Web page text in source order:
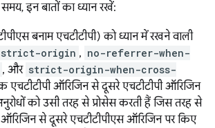
इन बातों का ध्यान रखें:
बनाम एचटीटीपी) को ध्यान में रखने वाली
strict-origin , no-referrer-when-
, और strict-origin-when-cross-
एचटीटीपी ऑरिजिन से दूसरे एचटीटीपी ऑरिजिन
को उसी तरह से प्रोसेस करती हैं जिस तरह से
से दूसरे एचटीटीपीएस ऑरिजिन पर किए